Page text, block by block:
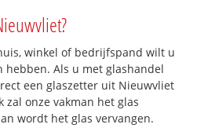
winkel of bedrijfspand wilt u
hebben. Als u met glashandel
een glaszetter uit Nieuwvliet
onze vakman het glas
wordt het glas vervangen.